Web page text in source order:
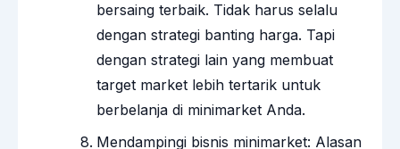
bersaing terbaik. Tidak harus selalu
dengan strategi banting harga. Tapi
dengan strategi lain yang membuat
target market lebih tertarik untuk
berbelanja di minimarket Anda.
Mendampingi bisnis minimarket: Alasan